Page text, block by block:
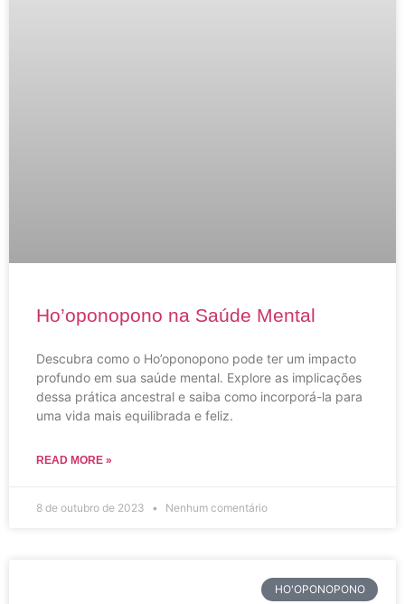
Ho’oponopono na Saúde Mental
Descubra como o Ho’oponopono pode ter um impacto
profundo em sua saúde mental. Explore as implicações
dessa prática ancestral e saiba como incorporá-la para
uma vida mais equilibrada e feliz.
READ MORE »
8 de outubro de 2023 Nenhum comentário
HO'OPONOPONO